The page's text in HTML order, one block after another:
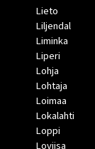
Lieto
Liljendal
Liminka
Liperi
Lohja
Lohtaja
Loimaa
Lokalahti
Loppi